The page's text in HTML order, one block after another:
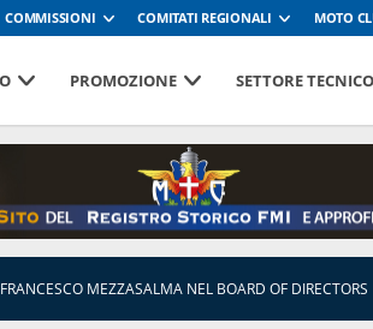
COMMISSIONI COMITATI REGIONALI MOTO
PROMOZIONE SETTORE TECNICO
MEZZASALMA NEL BOARD OF DIRECTORS